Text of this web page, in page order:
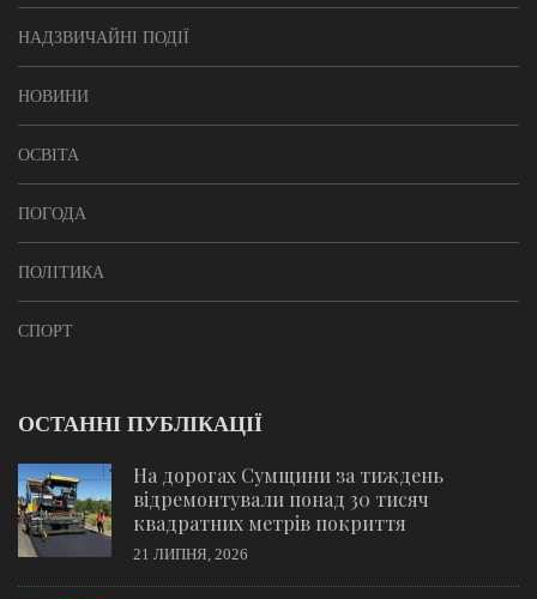
НАДЗВИЧАЙНІ ПОДІЇ
НОВИНИ
ОСВІТА
ПОГОДА
ПОЛІТИКА
СПОРТ
ОСТАННІ ПУБЛІКАЦІЇ
На дорогах Сумщини за тиждень
відремонтували понад 30 тисяч
квадратних метрів покриття
21 ЛИПНЯ, 2026